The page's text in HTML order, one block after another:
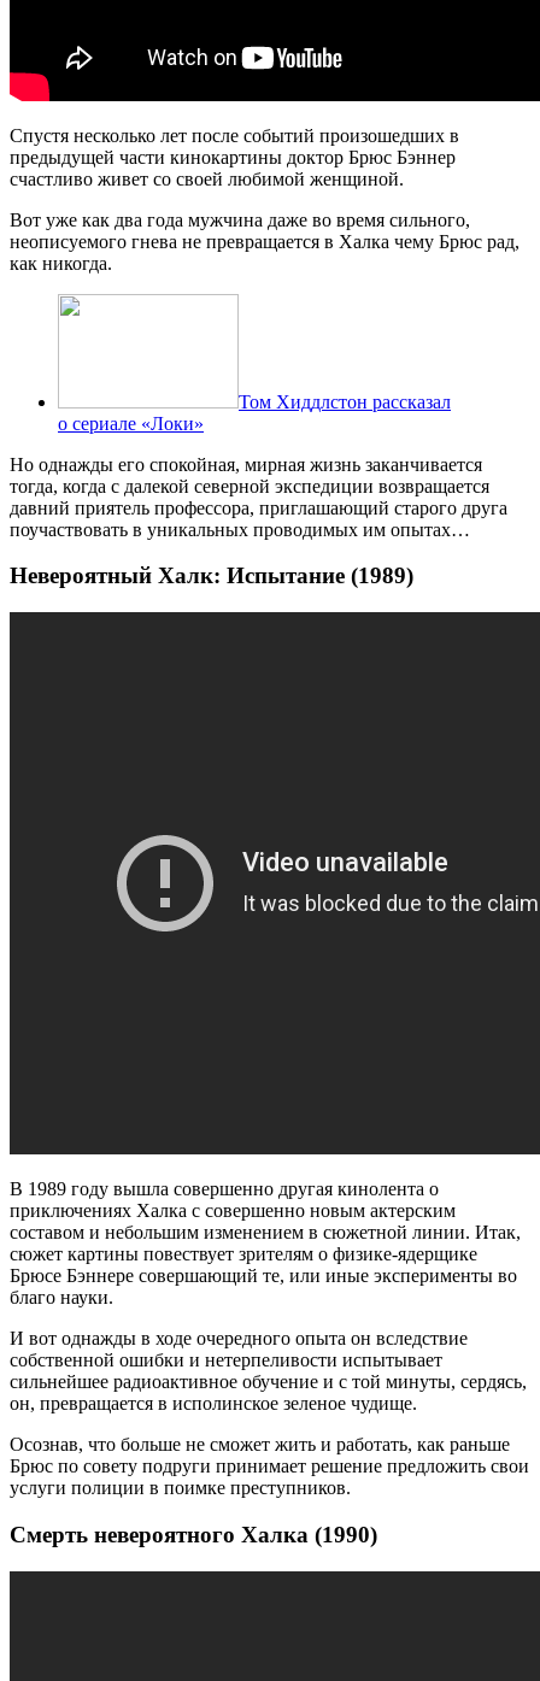
Спустя несколько лет после событий произошедших в
предыдущей части кинокартины доктор Брюс Бэннер
счастливо живет со своей любимой женщиной.
Вот уже как два года мужчина даже во время сильного,
неописуемого гнева не превращается в Халка чему Брюс рад,
как никогда.
Том Хиддлстон рассказал
о сериале «Локи»
Но однажды его спокойная, мирная жизнь заканчивается
тогда, когда с далекой северной экспедиции возвращается
давний приятель профессора, приглашающий старого друга
поучаствовать в уникальных проводимых им опытах…
Невероятный Халк: Испытание (1989)
В 1989 году вышла совершенно другая кинолента о
приключениях Халка с совершенно новым актерским
составом и небольшим изменением в сюжетной линии. Итак,
сюжет картины повествует зрителям о физике-ядерщике
Брюсе Бэннере совершающий те, или иные эксперименты во
благо науки.
И вот однажды в ходе очередного опыта он вследствие
собственной ошибки и нетерпеливости испытывает
сильнейшее радиоактивное обучение и с той минуты, сердясь,
он, превращается в исполинское зеленое чудище.
Осознав, что больше не сможет жить и работать, как раньше
Брюс по совету подруги принимает решение предложить свои
услуги полиции в поимке преступников.
Смерть невероятного Халка (1990)